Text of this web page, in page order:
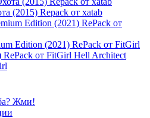
(2015) Repack от xatab
Edition (2021) RePack от FitGirl
Hell Architect
Жми!